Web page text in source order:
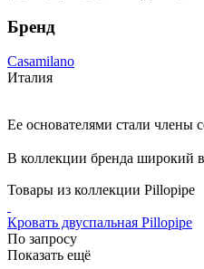
Бренд
Casamilano
Италия
Ее основателями стали члены
В коллекции бренда широкий
Товары из коллекции Pillopipe
Кровать двуспальная Pillopipe
По запросу
Показать ещё